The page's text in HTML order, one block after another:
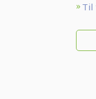
Til